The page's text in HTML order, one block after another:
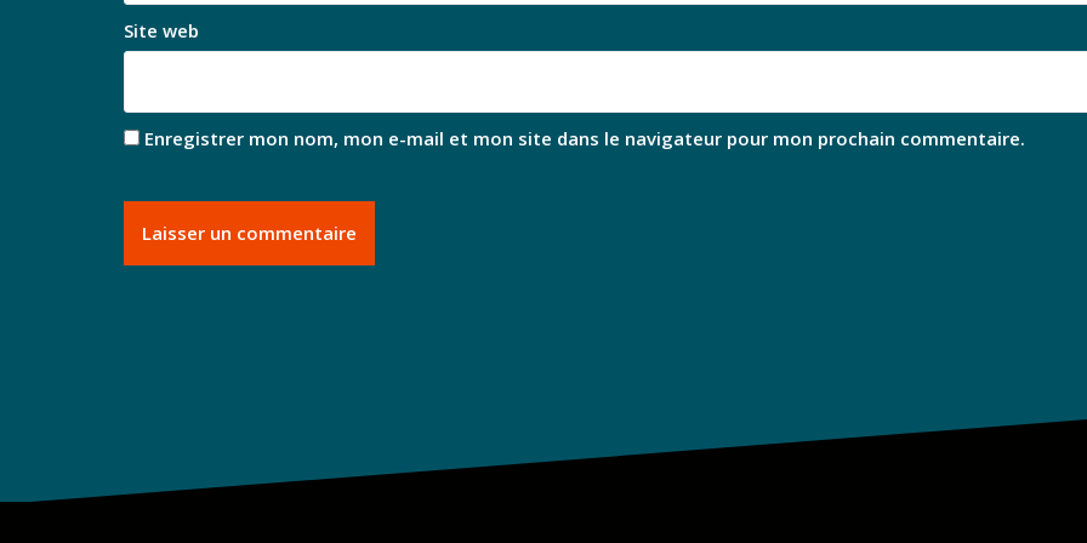
Site web
Enregistrer mon nom, mon e-mail et mon site dans le navigateur pour mon prochain commentaire.